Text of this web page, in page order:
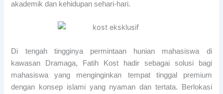
akademik dan kehidupan sehari-hari.
Di tengah tingginya permintaan hunian mahasiswa di
kawasan Dramaga, Fatih Kost hadir sebagai solusi bagi
mahasiswa yang menginginkan tempat tinggal premium
dengan konsep islami yang nyaman dan tertata. Berlokasi